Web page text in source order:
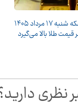
پیش ‌بینی قیمت دلار، طلا و سکه شنبه ۱۷ مرداد ۱۴۰۵
قیمت طلا بالا می‌گیرد